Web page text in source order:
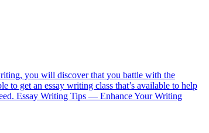
you will discover that you battle with the
to get an essay writing class that’s available to help
Essay Writing Tips — Enhance Your Writing